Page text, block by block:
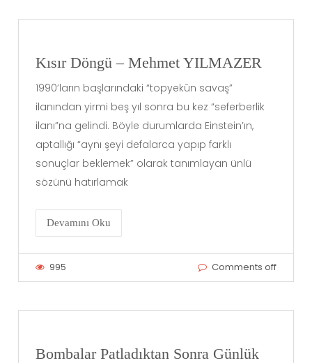
Kısır Döngü – Mehmet YILMAZER
1990’ların başlarındaki “topyekûn savaş”
ilanından yirmi beş yıl sonra bu kez “seferberlik
ilanı”na gelindi. Böyle durumlarda Einstein’ın,
aptallığı “aynı şeyi defalarca yapıp farklı
sonuçlar beklemek” olarak tanımlayan ünlü
sözünü hatırlamak
Devamını Oku
995 Comments off
Bombalar Patladıktan Sonra Günlük